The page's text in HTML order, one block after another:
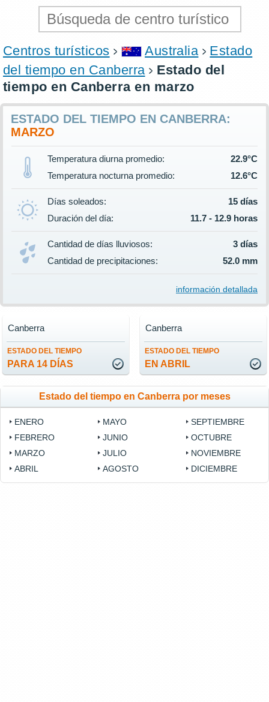
Centros turísticos Australia
Estado
del tiempo en Canberra
Estado del
tiempo en Canberra en marzo
ESTADO DEL TIEMPO EN CANBERRA:
MARZO
Temperatura diurna promedio:
22.9°C
Temperatura nocturna promedio:
12.6°C
Días soleados:
15 días
Duración del día:
11.7 - 12.9 horas
Cantidad de días lluviosos:
3 días
Cantidad de precipitaciones:
52.0 mm
información detallada
ESTADO DEL TIEMPO
PARA 14 DÍAS
Canberra
ESTADO DEL TIEMPO
EN ABRIL
Canberra
Estado del tiempo en Canberra por meses
ENERO
FEBRERO
MARZO
ABRIL
MAYO
JUNIO
JULIO
AGOSTO
SEPTIEMBRE
OCTUBRE
NOVIEMBRE
DICIEMBRE